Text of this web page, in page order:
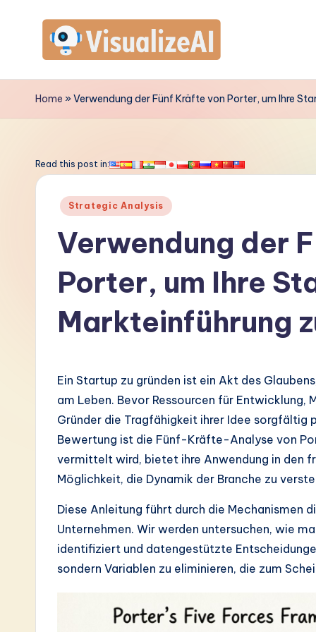
contentV
is
a
m
Home »Verwendung der Fünf Kräfte von Porter, um Ihre
Read this post in:
Posted
Strategic Analysis
Verwendung der
Porter, um Ihre
Markteinführung
Ein Startup zu gründen ist ein Akt des
am Leben. Bevor Ressourcen für
Gründer die Tragfähigkeit ihrer Idee sorgfältig
Bewertung ist die Fünf-Kräfte-Analyse von
vermittelt wird, bietet ihre Anwendung in den
Möglichkeit, die Dynamik der Branche zu
Diese Anleitung führt durch die Mechanismen
Unternehmen. Wir werden untersuchen, wie
identifiziert und datengestützte
sondern Variablen zu eliminieren, die zum